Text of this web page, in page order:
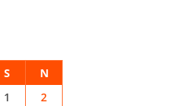
S N
1
2